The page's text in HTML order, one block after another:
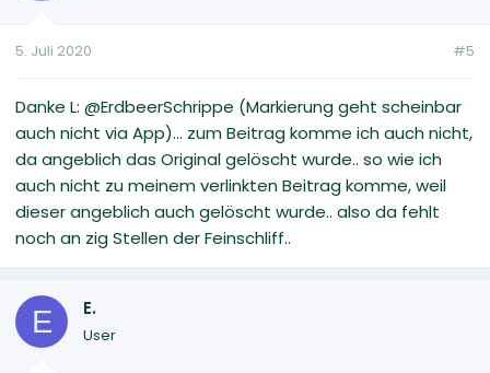
5. Juli 2020 #5
Danke L: @ErdbeerSchrippe (Markierung geht scheinbar
auch nicht via App)... zum Beitrag komme ich auch nicht,
da angeblich das Original gelöscht wurde.. so wie ich
auch nicht zu meinem verlinkten Beitrag komme, weil
dieser angeblich auch gelöscht wurde.. also da fehlt
noch an zig Stellen der Feinschliff..
E E.
User